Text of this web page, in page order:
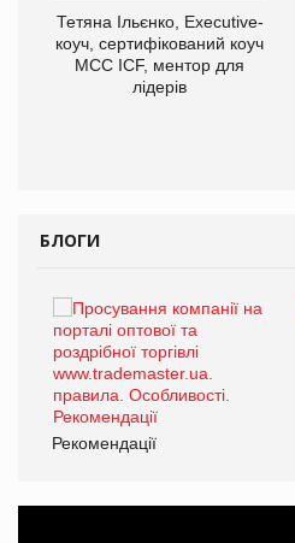
Тетяна Ільєнко, Executive-
коуч, сертифікований коуч
МСС ICF, ментор для
лідерів
БЛОГИ
Рекомендації